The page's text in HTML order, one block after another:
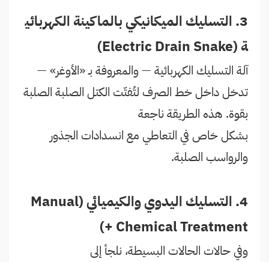
3. التسليك الميكانيكي بالماكينة الكهربائي
ة (Electric Drain Snake)
آلة التسليك الكهربائية — والمعروفة بـ «الأوغر» —
تدخل داخل خط الصرف لتُفتّت الكتل الصلبة الصلبة
بقوة. هذه الطريقة ناجعة
بشكل خاص في التعاطي مع انسدادات الجذور
والرواسب الصلبة.
4. التسليك اليدوي والكيميائي (Manual
+ Chemical Treatment)
وفي حالات الحالات البسيطة، نلجأ إلى